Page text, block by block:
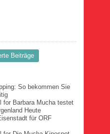
Beiträge
So bekommen Sie
für ORF